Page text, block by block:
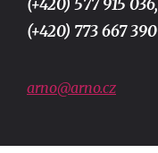
(+420) 577 915 036,
(+420) 773 667 390
arno@arno.cz